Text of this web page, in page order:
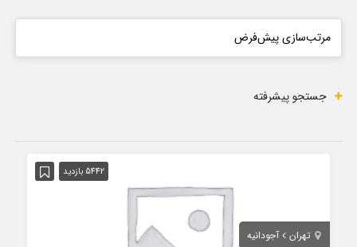
جستجو پیشرفته
5442 بازدید
تهران آجودانیه